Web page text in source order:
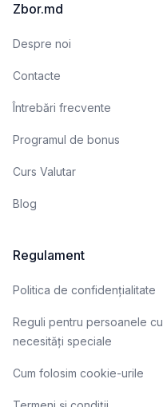
Zbor.md
Despre noi
Contacte
Întrebări frecvente
Programul de bonus
Curs Valutar
Blog
Regulament
Politica de confidențialitate
Reguli pentru persoanele cu
necesități speciale
Cum folosim cookie-urile